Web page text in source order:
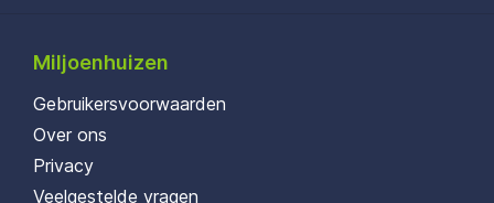
Miljoenhuizen
Gebruikersvoorwaarden
Over ons
Privacy
Veelgestelde vragen